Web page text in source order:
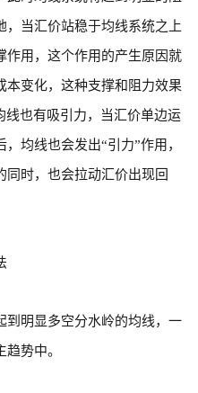
，当汇价站稳于均线系统之上
作用，这个作用的产生原因就
本变化，这种支撑和阻力效果
线也有吸引力，当汇价单边运
均线也会发出“引力”作用，
时，也会拉动汇价出现回
到明显多空分水岭的均线，一
势中。